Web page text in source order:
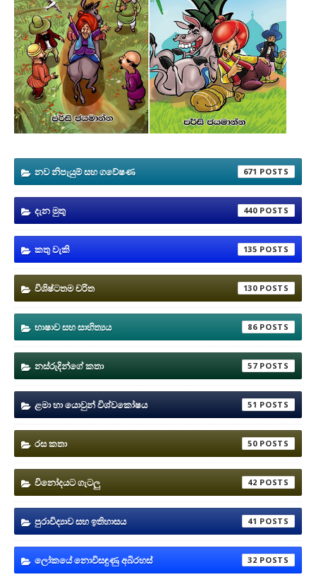
නව නිපැයුම් සහ ගවේෂණ 671
දැන මුතු 440
කතු වැකි 135
විශිෂ්ටතම චරිත 130
භාෂාව සහ සාහිත්‍යය 86
නස්රුදින්ගේ කතා 57
ළමා හා යොවුන් විශ්වකෝෂය 51
රස කතා 50
විනෝදයට ගැටලු 42
පුරාවිද්‍යාව සහ ඉතිහාසය 41
ලෝකයේ නොවිසඳුණු අබිරහස් 32